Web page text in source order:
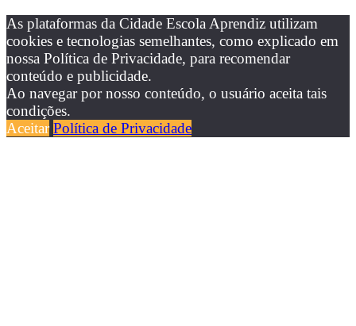
As plataformas da Cidade Escola Aprendiz utilizam
cookies e tecnologias semelhantes, como explicado em
nossa Política de Privacidade, para recomendar
conteúdo e publicidade.
Ao navegar por nosso conteúdo, o usuário aceita tais
condições.
Aceitar Política de Privacidade